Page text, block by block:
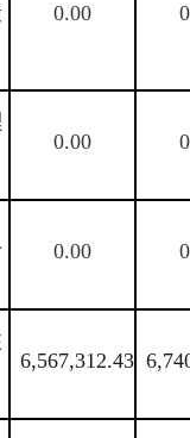
0.00
0.00
0.00
6,567,312.43